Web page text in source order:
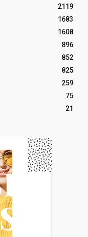
2119
1683
1608
896
852
825
259
75
21